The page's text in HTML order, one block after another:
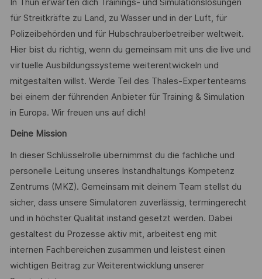
In Thun erwarten dich Trainings- und Simulationslösungen
für Streitkräfte zu Land, zu Wasser und in der Luft, für
Polizeibehörden und für Hubschrauberbetreiber weltweit.
Hier bist du richtig, wenn du gemeinsam mit uns die live und
virtuelle Ausbildungssysteme weiterentwickeln und
mitgestalten willst. Werde Teil des Thales-Expertenteams
bei einem der führenden Anbieter für Training & Simulation
in Europa. Wir freuen uns auf dich!
Deine Mission
In dieser Schlüsselrolle übernimmst du die fachliche und
personelle Leitung unseres Instandhaltungs Kompetenz
Zentrums (MKZ). Gemeinsam mit deinem Team stellst du
sicher, dass unsere Simulatoren zuverlässig, termingerecht
und in höchster Qualität instand gesetzt werden. Dabei
gestaltest du Prozesse aktiv mit, arbeitest eng mit
internen Fachbereichen zusammen und leistest einen
wichtigen Beitrag zur Weiterentwicklung unserer